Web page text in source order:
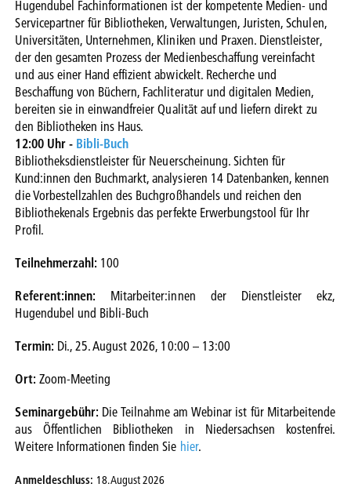
Hugendubel Fachinformationen ist der kompetente Medien- und
Servicepartner für Bibliotheken, Verwaltungen, Juristen, Schulen,
Universitäten, Unternehmen, Kliniken und Praxen. Dienstleister,
der den gesamten Prozess der Medienbeschaffung vereinfacht
und aus einer Hand effizient abwickelt. Recherche und
Beschaffung von Büchern, Fachliteratur und digitalen Medien,
bereiten sie in einwandfreier Qualität auf und liefern direkt zu
den Bibliotheken ins Haus.
12:00 Uhr - Bibli-Buch
Bibliotheksdienstleister für Neuerscheinung. Sichten für
Kund:innen den Buchmarkt, analysieren 14 Datenbanken, kennen
die Vorbestellzahlen des Buchgroßhandels und reichen den
Bibliothekenals Ergebnis das perfekte Erwerbungstool für Ihr
Profil.
Teilnehmerzahl: 100
Referent:innen: Mitarbeiter:innen der Dienstleister ekz,
Hugendubel und Bibli-Buch
Termin: Di., 25. August 2026, 10:00 – 13:00
Ort: Zoom-Meeting
Seminargebühr: Die Teilnahme am Webinar ist für Mitarbeitende
aus Öffentlichen Bibliotheken in Niedersachsen kostenfrei.
Weitere Informationen finden Sie hier.
Anmeldeschluss: 18. August 2026